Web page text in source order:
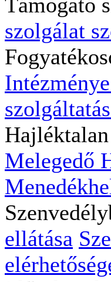
szolgálat
Melegedő
ellátása